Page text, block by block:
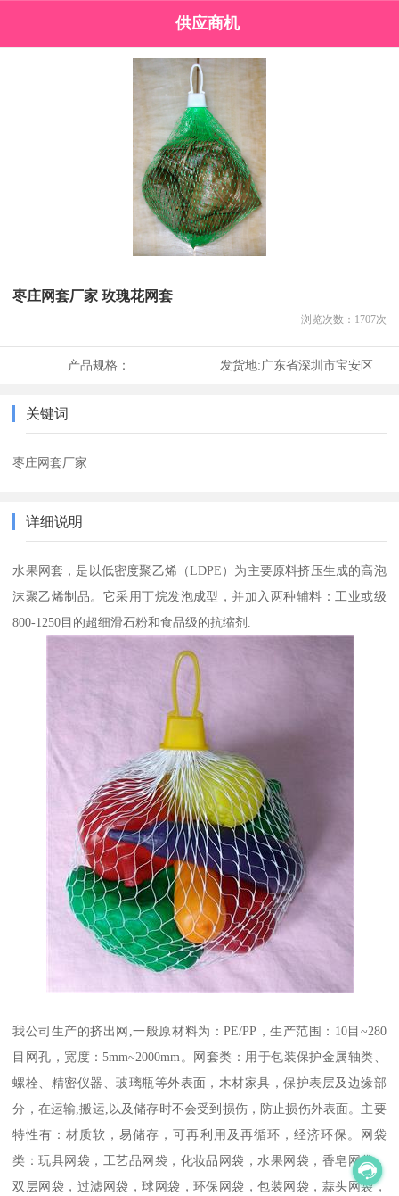
供应商机
枣庄网套厂家 玫瑰花网套
浏览次数： 1707次
产品规格： 发货地:广东省深圳市宝安区
关键词
枣庄网套厂家
详细说明
水果网套，是以低密度聚乙烯（LDPE）为主要原料挤压生成的高泡
沫聚乙烯制品。它采用丁烷发泡成型，并加入两种辅料：工业或级
800-1250目的超细滑石粉和食品级的抗缩剂.
我公司生产的挤出网,一般原材料为：PE/PP，生产范围：10目~280
目网孔，宽度：5mm~2000mm。网套类：用于包装保护金属轴类、
螺栓、精密仪器、玻璃瓶等外表面，木材家具，保护表层及边缘部
分，在运输,搬运,以及储存时不会受到损伤，防止损伤外表面。主要
特性有：材质软，易储存，可再利用及再循环，经济环保。网袋
类：玩具网袋，工艺品网袋，化妆品网袋，水果网袋，香皂网袋，
双层网袋，过滤网袋，球网袋，环保网袋，包装网袋，蒜头网袋，